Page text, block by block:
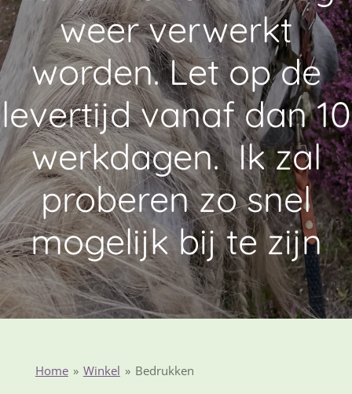
weer verwerkt
worden. Let op de
levertijd vanaf dan 10
werkdagen. Ik zal
proberen zo snel
mogelijk bij te zijn
Home » Winkel » Bedrukken